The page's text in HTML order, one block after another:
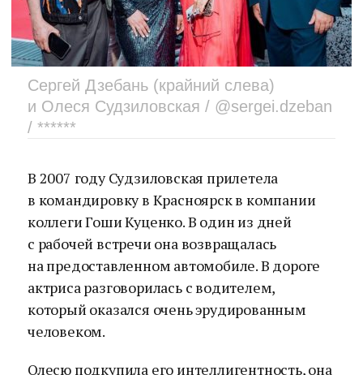
Сергей Дзебань (крайний слева)
и Олеся Судзиловская / @sergei.dzeban
/ ******
В 2007 году Судзиловская прилетела
в командировку в Красноярск в компании
коллеги Гоши Куценко. В один из дней
с рабочей встречи она возвращалась
на предоставленном автомобиле. В дороге
актриса разговорилась с водителем,
который оказался очень эрудированным
человеком.
Олесю подкупила его интеллигентность, она